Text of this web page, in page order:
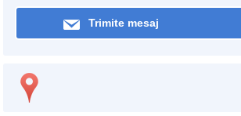
Trimite mesaj